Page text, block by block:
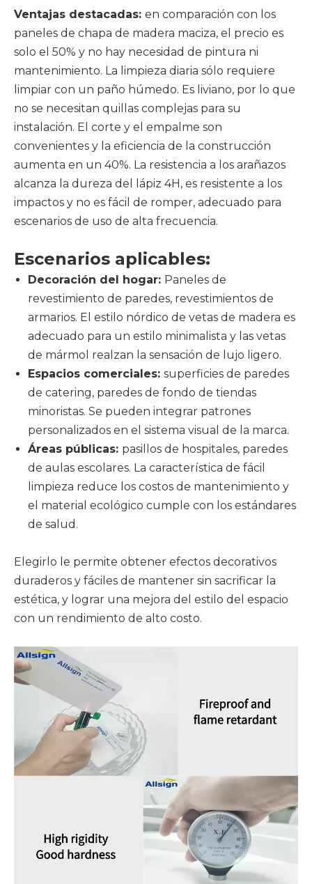
Ventajas destacadas: en comparación con los
paneles de chapa de madera maciza, el precio es
solo el 50% y no hay necesidad de pintura ni
mantenimiento. La limpieza diaria sólo requiere
limpiar con un paño húmedo. Es liviano, por lo que
no se necesitan quillas complejas para su
instalación. El corte y el empalme son
convenientes y la eficiencia de la construcción
aumenta en un 40%. La resistencia a los arañazos
alcanza la dureza del lápiz 4H, es resistente a los
impactos y no es fácil de romper, adecuado para
escenarios de uso de alta frecuencia.
Escenarios aplicables:
Decoración del hogar: Paneles de
revestimiento de paredes, revestimientos de
armarios. El estilo nórdico de vetas de madera es
adecuado para un estilo minimalista y las vetas
de mármol realzan la sensación de lujo ligero.
Espacios comerciales: superficies de paredes
de catering, paredes de fondo de tiendas
minoristas. Se pueden integrar patrones
personalizados en el sistema visual de la marca.
Áreas públicas: pasillos de hospitales, paredes
de aulas escolares. La característica de fácil
limpieza reduce los costos de mantenimiento y
el material ecológico cumple con los estándares
de salud.
Elegirlo le permite obtener efectos decorativos
duraderos y fáciles de mantener sin sacrificar la
estética, y lograr una mejora del estilo del espacio
con un rendimiento de alto costo.